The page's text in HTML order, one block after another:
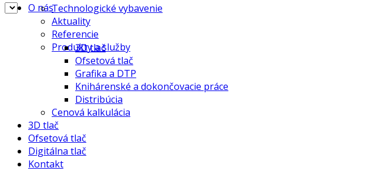
O násTechnologické vybavenie
Aktuality
Referencie
Produkty a služby
3D tlač
Ofsetová tlač
Grafika a DTP
Knihárenské a dokončovacie práce
Distribúcia
Cenová kalkulácia
3D tlač
Ofsetová tlač
Digitálna tlač
Kontakt